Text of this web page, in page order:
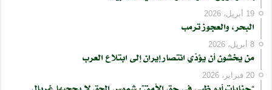
19 أبريل، 2026
البحر، والعجوز ترمب
8 أبريل، 2026
من يخشون أن يؤدّي انتصار إيران إلى ابتلاع العرب
20 فبراير، 2026